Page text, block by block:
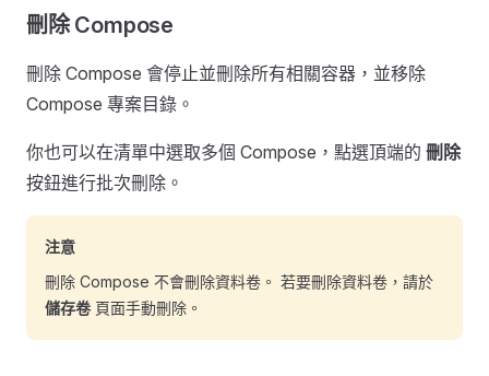
刪除 Compose
刪除 Compose 會停止並刪除所有相關容器，並移除
Compose 專案目錄。
你也可以在清單中選取多個 Compose，點選頂端的 刪除
按鈕進行批次刪除。
注意
刪除 Compose 不會刪除資料卷。 若要刪除資料卷，請於
儲存卷頁面手動刪除。